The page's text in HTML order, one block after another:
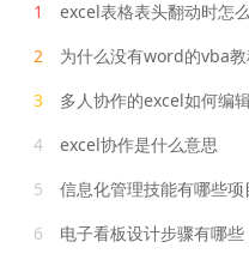
1
excel表格表头翻动时怎
2
为什么没有word的vba
3
多人协作的excel如何编
4
excel协作是什么意思
5
信息化管理技能有哪些项
6
电子看板设计步骤有哪些